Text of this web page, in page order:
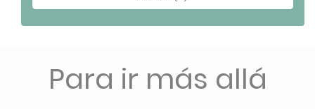
Para ir más allá